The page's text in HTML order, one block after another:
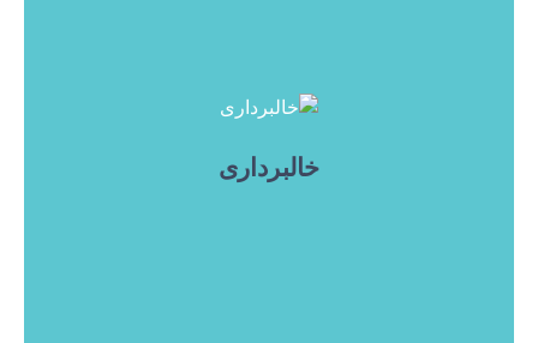
خالبرداری